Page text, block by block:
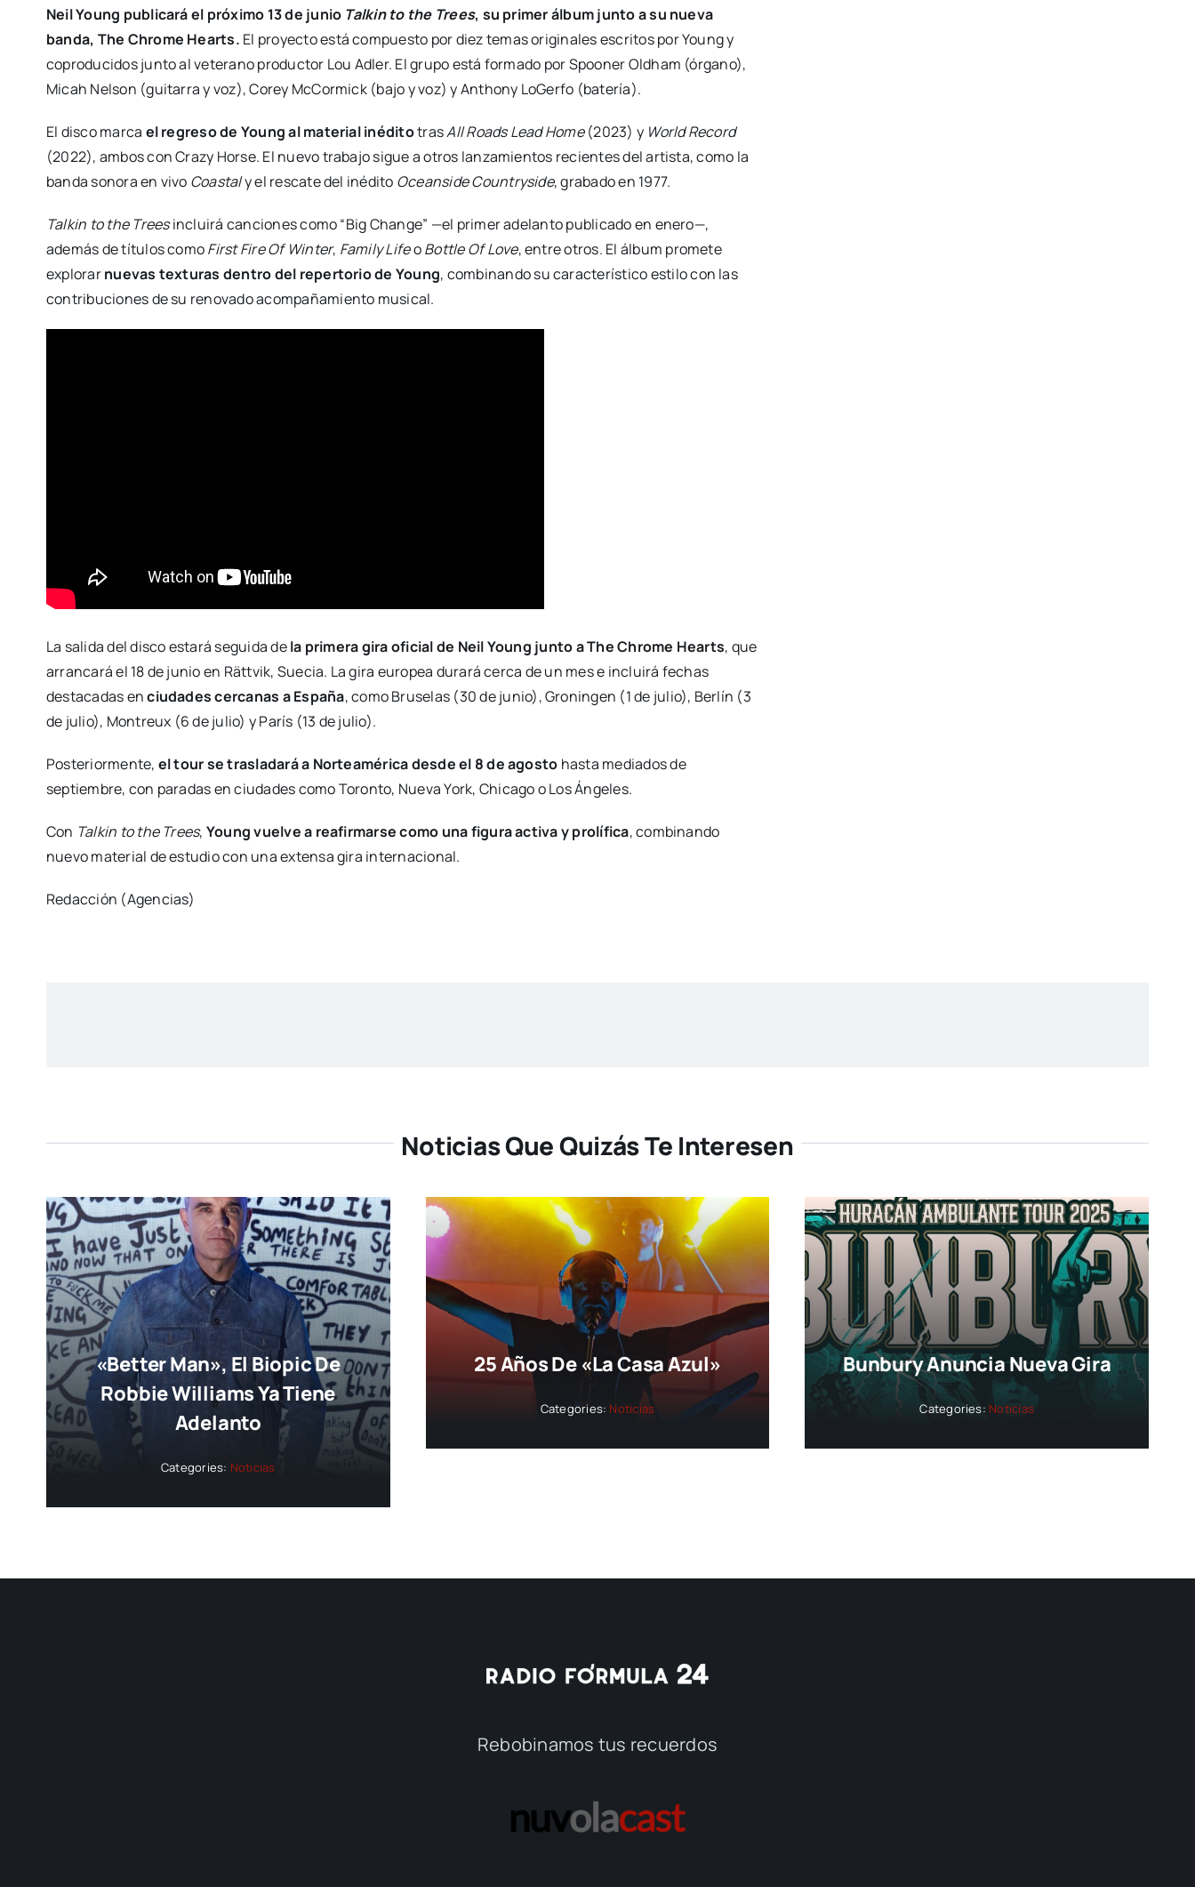
Neil Young publicará el próximo 13 de junio Talkin to the Trees, su primer álbum junto a su nueva
banda, The Chrome Hearts. El proyecto está compuesto por diez temas originales escritos por Young y
coproducidos junto al veterano productor Lou Adler. El grupo está formado por Spooner Oldham (órgano),
Micah Nelson (guitarra y voz), Corey McCormick (bajo y voz) y Anthony LoGerfo (batería).
El disco marca el regreso de Young al material inéditotrasAll Roads Lead Home(2023) y World Record
(2022), ambos con Crazy Horse. El nuevo trabajo sigue a otros lanzamientos recientes del artista, como la
banda sonora en vivo Coastaly el rescate del inédito Oceanside Countryside, grabado en 1977.
Talkin to the Treesincluirá canciones como “Big Change” —el primer adelanto publicado en enero—,
además de títulos comoFirst Fire Of Winter, Family LifeoBottle Of Love, entre otros. El álbum promete
explorarnuevas texturas dentro del repertorio de Young, combinando su característico estilo con las
contribuciones de su renovado acompañamiento musical.
La salida del disco estará seguida dela primera gira oficial de Neil Young junto a The Chrome Hearts, que
arrancará el 18 de junio en Rättvik, Suecia. La gira europea durará cerca de un mes e incluirá fechas
destacadas enciudades cercanas a España, como Bruselas (30 de junio), Groningen (1 de julio), Berlín (3
de julio), Montreux (6 de julio) y París (13 de julio).
Posteriormente, el tour se trasladará a Norteamérica desde el 8 de agosto hasta mediados de
septiembre, con paradas en ciudades como Toronto, Nueva York, Chicago o Los Ángeles.
Con Talkin to the Trees, Young vuelve a reafirmarse como una figura activa y prolífica, combinando
nuevo material de estudio con una extensa gira internacional.
Redacción (Agencias)
Noticias Que Quizás Te Interesen
«Better Man», El Biopic De
Robbie Williams Ya Tiene
Adelanto
Categories: Noticias
25 Años De «La Casa Azul»
Categories: Noticias
Bunbury Anuncia Nueva Gira
Categories: Noticias
Rebobinamos tus recuerdos